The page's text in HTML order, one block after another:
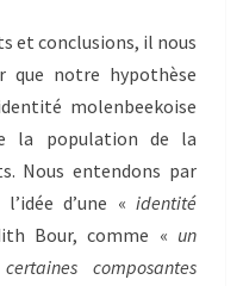
et conclusions, il nous
que notre hypothèse
molenbeekoise
la population de la
Nous entendons par
d’une « identité
Bour, comme « un
composantes